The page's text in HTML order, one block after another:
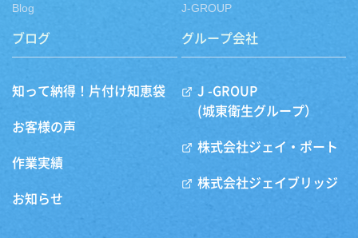
Blog
ブログ
知って納得！片付け知恵袋
お客様の声
作業実績
お知らせ
J-GROUP
グループ会社
J -GROUP
(城東衛生グループ）
株式会社ジェイ・ポート
株式会社ジェイブリッジ